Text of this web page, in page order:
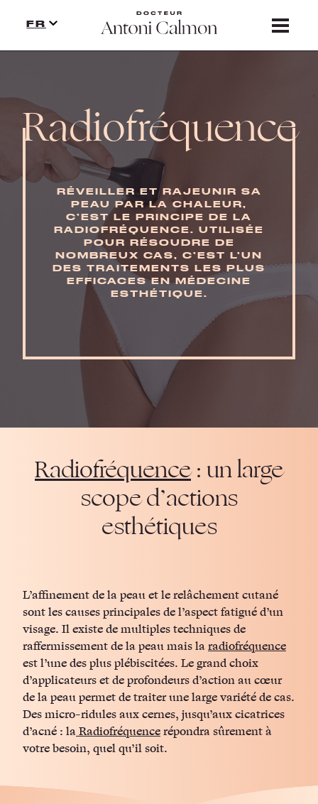
FR
TRAITEMENTS
PRESSE
CONTACT
PRECAUTION
Radiofréquence
RÉVEILLER ET RAJEUNIR SA
PEAU PAR LA CHALEUR,
C’EST LE PRINCIPE DE LA
RADIOFRÉQUENCE. UTILISÉE
POUR RÉSOUDRE DE
NOMBREUX CAS, C’EST L’UN
DES TRAITEMENTS LES PLUS
EFFICACES EN MÉDECINE
ESTHÉTIQUE.
Radiofréquence: un large
scope d’actions
esthétiques
L’affinement de la peau et le relâchement cutané
sont les causes principales de l’aspect fatigué d’un
visage. Il existe de multiples techniques de
raffermissement de la peau mais laradiofréquence
est l’une des plus plébiscitées. Le grand choix
d’applicateurs et de profondeurs d’action au cœur
de la peau permet de traiter une large variété de cas.
Des micro-ridules aux cernes, jusqu’aux cicatrices
d’acné : laRadiofréquencerépondra sûrement à
votre besoin, quel qu’il soit.